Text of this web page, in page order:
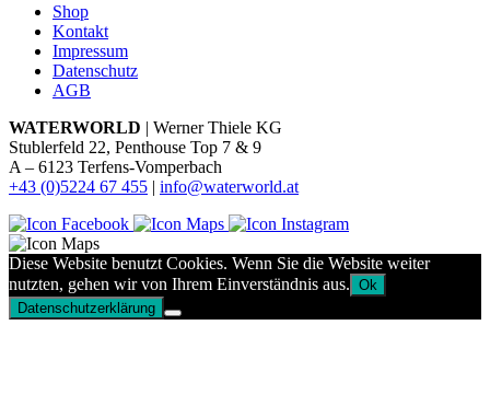
Shop
Kontakt
Impressum
Datenschutz
AGB
WATERWORLD | Werner Thiele KG
Stublerfeld 22, Penthouse Top 7 & 9
A – 6123 Terfens-Vomperbach
+43 (0)5224 67 455 | info@waterworld.at
Diese Website benutzt Cookies. Wenn Sie die Website weiter
nutzten, gehen wir von Ihrem Einverständnis aus. Ok
Datenschutzerklärung